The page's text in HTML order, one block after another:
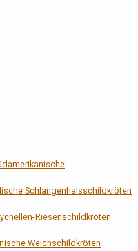
Schlangenhalsschildkröten
Riesenschildkröten
Weichschildkröten